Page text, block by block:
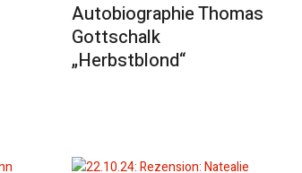
Autobiographie Thomas
Gottschalk
„Herbstblond“